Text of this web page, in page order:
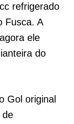
refrigerado
Fusca. A
ele
do
Gol original
de